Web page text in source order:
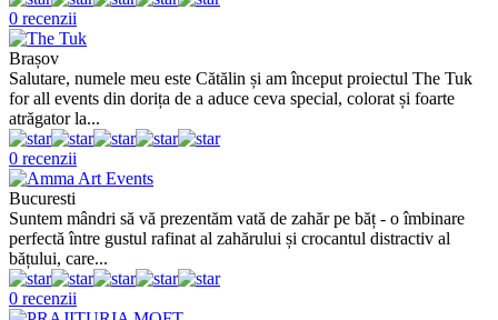
0 recenzii
Brașov
Salutare, numele meu este Cătălin și am început proiectul The Tuk
for all events din dorița de a aduce ceva special, colorat și foarte
atrăgator la...
0 recenzii
Bucuresti
Suntem mândri să vă prezentăm vată de zahăr pe băț - o îmbinare
perfectă între gustul rafinat al zahărului și crocantul distractiv al
bățului, care...
0 recenzii